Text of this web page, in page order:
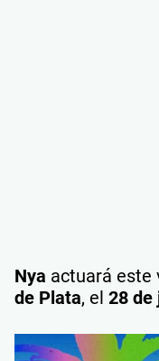
Nya actuará este
de Plata, el 28 de